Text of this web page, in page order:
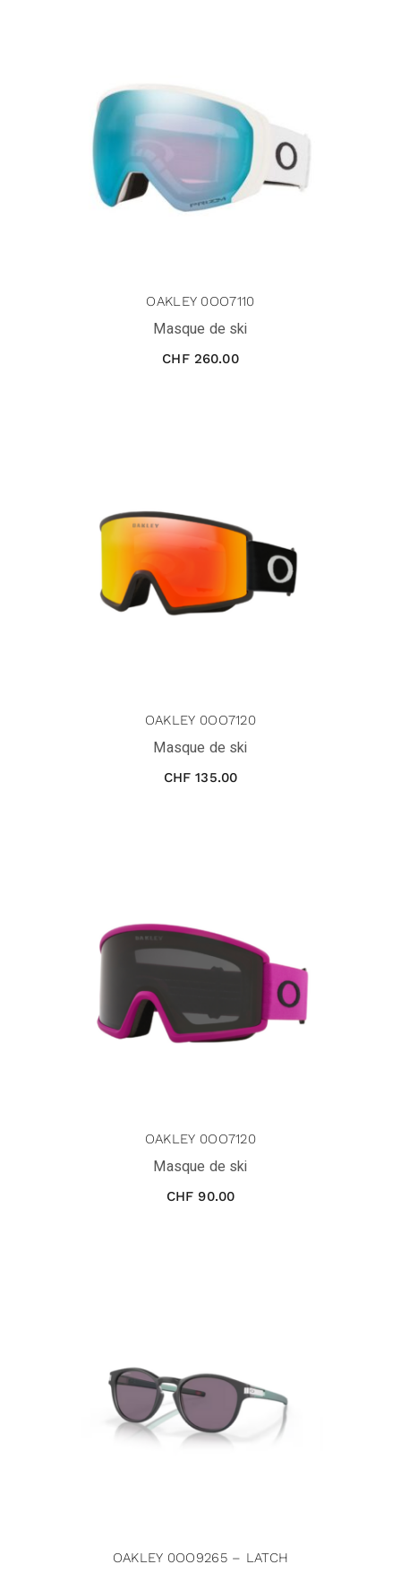
OAKLEY 0OO7110
Masque de ski
CHF260.00
OAKLEY 0OO7120
Masque de ski
CHF 135.00
OAKLEY 0OO7120
Masque de ski
CHF 90.00
OAKLEY 0OO9265 – LATCH